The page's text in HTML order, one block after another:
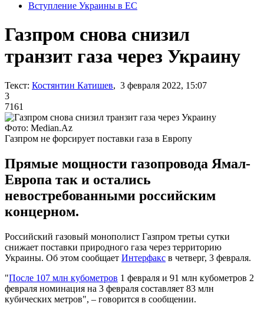
Вступление Украины в ЕС
Газпром снова снизил
транзит газа через Украину
Текст: Костянтин Катишев, 3 февраля 2022, 15:07
3
7161
Фото: Median.Az
Газпром не форсирует поставки газа в Европу
Прямые мощности газопровода Ямал-
Европа так и остались
невостребованными российским
концерном.
Российский газовый монополист Газпром третьи сутки
снижает поставки природного газа через территорию
Украины. Об этом сообщает Интерфакс в четверг, 3 февраля.
"После 107 млн кубометров 1 февраля и 91 млн кубометров 2
февраля номинация на 3 февраля составляет 83 млн
кубических метров", – говорится в сообщении.